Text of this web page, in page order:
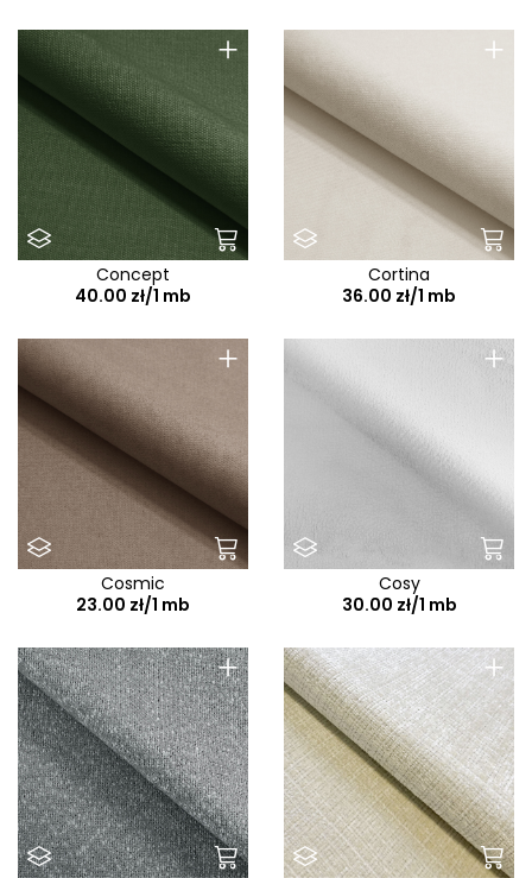
+
Concept
40.00 zł/1 mb
+
Cortina
36.00 zł/1 mb
+
Cosmic
23.00 zł/1 mb
+
Cosy
30.00 zł/1 mb
+ +